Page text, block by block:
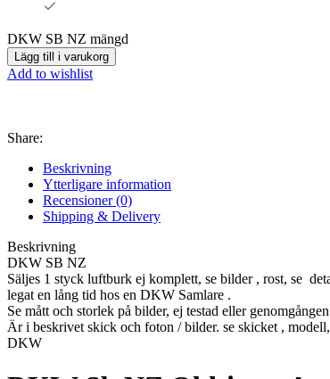
DKW SB NZ mängd
Lägg till i varukorg
Add to wishlist
Share:
Beskrivning
Ytterligare information
Recensioner (0)
Shipping & Delivery
Beskrivning
DKW SB NZ
Säljes 1 styck luftburk ej komplett, se bilder , rost, se
legat en lång tid hos en DKW Samlare .
Se mått och storlek på bilder, ej testad eller
Är i beskrivet skick och foton / bilder. se skicket ,
DKW